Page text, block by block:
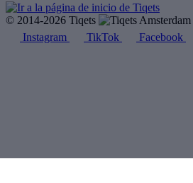
© 2014-2026 Tiqets
Instagram
TikTok Facebook